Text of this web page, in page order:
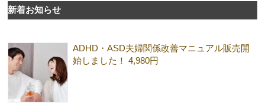
新着お知らせ
ADHD・ASD夫婦関係改善マニュアル販売開
始しました！ 4,980円